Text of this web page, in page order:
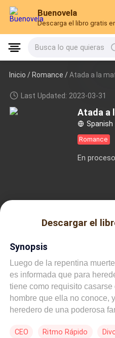
Buenovela
Descarga el libro gratis
Busca lo que quieras
Inicio /Romance /Atada a la
Last Updated: 2023-03-31
Atada a
Spanish
Romance
En proceso
Descargar el
Synopsis
Luego de la repentina
es informada que para
tiene como requisito
hombre que ella no conoce,
heredero de una poderosa
casamiento, solo para
CEO Ritmo Rápido